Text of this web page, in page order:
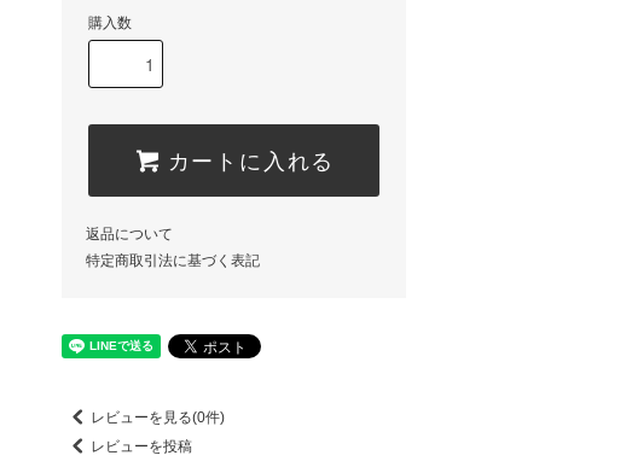
購入数
カートに入れる
返品について
特定商取引法に基づく表記
レビューを見る(0件)
レビューを投稿